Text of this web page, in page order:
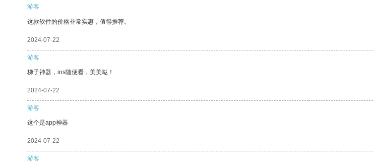
游客
这款软件的价格非常实惠，值得推荐。
2024-07-22
游客
梯子神器，ins随便看，美美哒！
2024-07-22
游客
这个是app神器
2024-07-22
游客